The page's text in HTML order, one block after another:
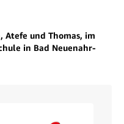
Atefe und Thomas, im
in Bad Neuenahr-